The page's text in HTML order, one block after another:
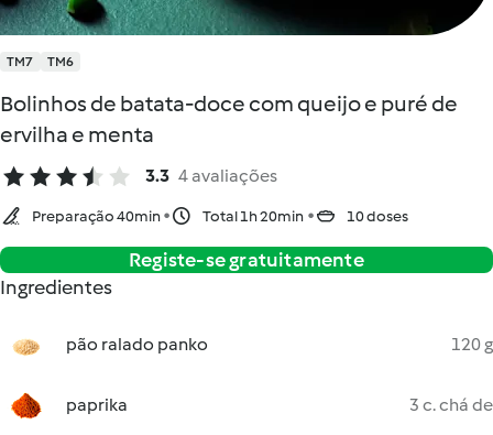
TM7 TM6
Bolinhos de batata-doce com queijo e puré de
ervilha e menta
3.3 4 avaliações
Preparação 40min Total 1h 20min 10 doses
Registe-se gratuitamente
Ingredientes
pão ralado panko 120 g
paprika 3 c. chá de